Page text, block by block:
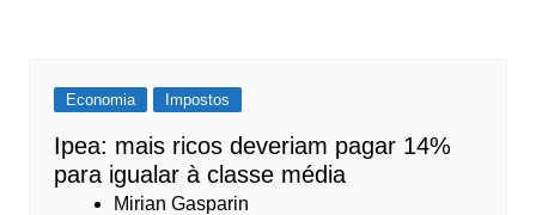
Economia Impostos
Ipea: mais ricos deveriam pagar 14%
para igualar à classe média
Mirian Gasparin